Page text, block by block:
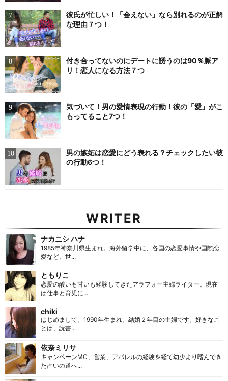
彼氏が忙しい！「会えない」なら別れるのが正解
な理由７つ！
付き合ってないのにデートに誘うのは90％脈ア
リ！恋人になる方法７つ
気づいて！男の愛情表現の行動！彼の「愛」がこ
もってること7つ！
男の嫉妬は恋愛にどう表れる？チェックしたい彼
の行動6つ！
WRITER
ナカニシ ハナ
1985年神奈川県生まれ。海外留学中に、各国の恋愛事情や国際恋
愛など、世...
ともりこ
恋愛の酸いも甘いも経験してきたアラフォー主婦ライター。現在
は仕事と育児に...
chiki
はじめまして。1990年生まれ。結婚２年目の主婦です。好きなこ
とは、読書...
依奈ミリサ
キャンペーンMC、営業、アパレルの経験を経て幼少より嗜んでき
た占いの道へ...